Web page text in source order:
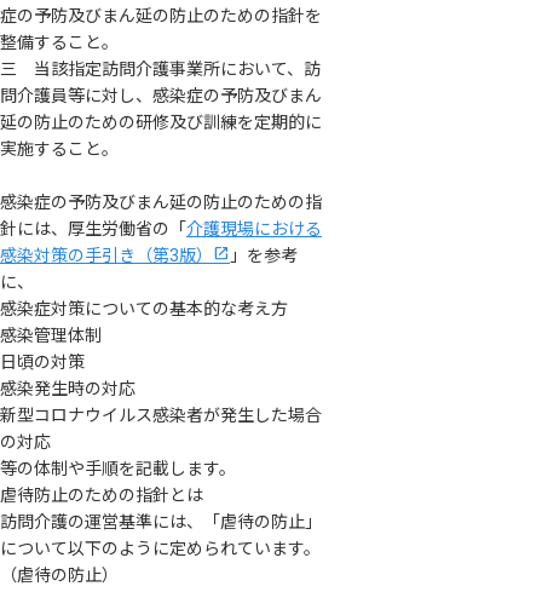
症の予防及びまん延の防止のための指針を
整備すること。
三 当該指定訪問介護事業所において、訪
問介護員等に対し、感染症の予防及びまん
延の防止のための研修及び訓練を定期的に
実施すること。
感染症の予防及びまん延の防止のための指
針には、厚生労働省の「介護現場における
感染対策の手引き（第3版）
」を参考
に、
感染症対策についての基本的な考え方
感染管理体制
日頃の対策
感染発生時の対応
新型コロナウイルス感染者が発生した場合
の対応
等の体制や手順を記載します。
虐待防止のための指針とは
訪問介護の運営基準には、「虐待の防止」
について以下のように定められています。
（虐待の防止）